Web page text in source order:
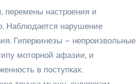
перемены настроения и
Наблюдается нарушение
Гиперкинезы – непроизвольные
моторной афазии, и
в поступках.